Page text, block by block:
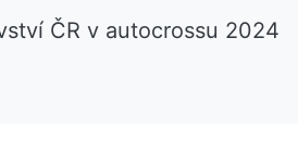
ČR v autocrossu 2024